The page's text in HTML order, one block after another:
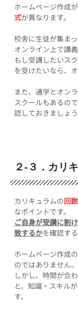
ホームページ作成
式が異なります。
校舎に生徒が集ま
オンライン上で講
もし受講したいス
を受けたいなら、
また、通学とオン
スクールもあるの
認しておきましょう
２-３．カリ
カリキュラムの回
なポイントです。
ご自身が受講に割
致するかを確認す
ホームページ作成
のではありません。
しかし、時間が合
と、知識・スキル
す。